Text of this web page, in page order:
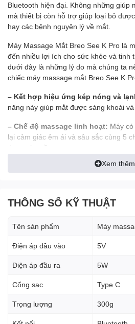
Bluetooth hiện đại. Không những giúp
mà thiết bị còn hỗ trợ giúp loại bỏ
hay các bệnh nguyên lý về mắt.
Máy Massage Mắt Breo See K Pro là
đến nhiều lợi ích cho sức khỏe và tinh
dưới đây là những lý do mà chúng ta
chiếc máy massage mắt Breo See K
– Kết hợp hiệu ứng kép nóng và
năng này giúp mắt được sảng khoái
– Chế độ massage linh hoạt: Máy
lại cảm giác êm ái và sâu sắc cùng 5
dạng nhu cầu massage.
Xem thêm
THÔNG SỐ KỸ THUẬT
Tên sản phẩm Máy
Điện áp đầu vào 5V
Điện áp đầu ra 5W
Cổng sạc Type C
Trọng lượng 300g